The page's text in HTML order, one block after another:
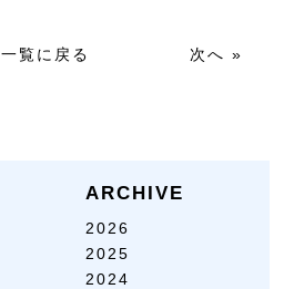
一覧に戻る 次へ »
ARCHIVE
2026
2025
2024